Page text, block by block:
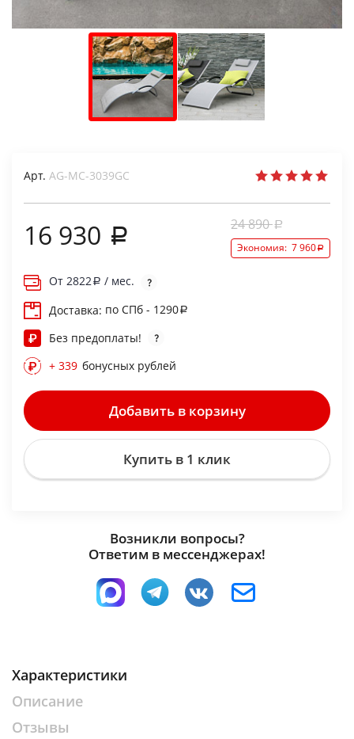
Арт. AG-MC-3039GC
16 930 24 890
Экономия: 7 960
От 2822
/ мес.
Доставка: по СПб - 1290
Без предоплаты!
+ 339 бонусных рублей
Добавить в корзину
Купить в 1 клик
Возникли вопросы?
Ответим в мессенджерах!
Характеристики
Описание
Отзывы